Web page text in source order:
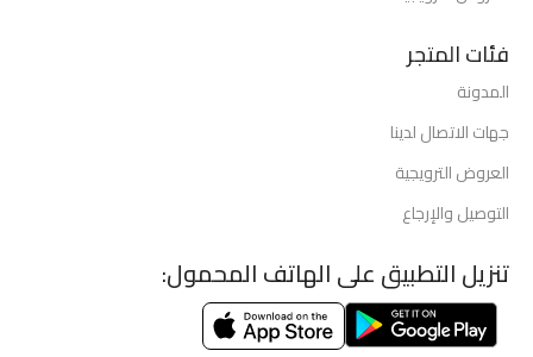
فئات المتجر
المدونة
جهات الاتصال لدينا
العروض الترويجية
التوصيل والإرجاع
تنزيل التطبيق على الهاتف المحمول: